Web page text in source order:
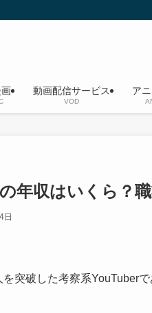
動画配信サービス
VOD
ア
年収はいくら？
日
突破した考察系YouTuberで